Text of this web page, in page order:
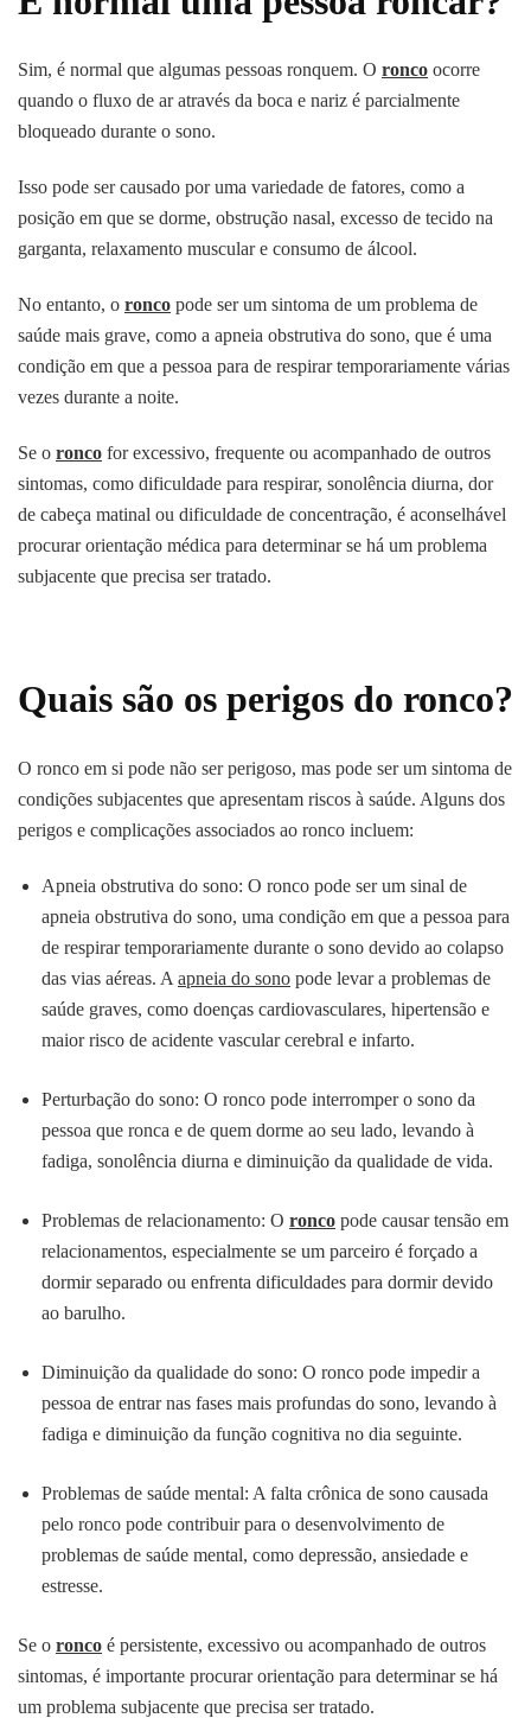
Sim, é normal que algumas pessoas ronquem. O ronco ocorre
quando o fluxo de ar através da boca e nariz é parcialmente
bloqueado durante o sono.
Isso pode ser causado por uma variedade de fatores, como a
posição em que se dorme, obstrução nasal, excesso de tecido na
garganta, relaxamento muscular e consumo de álcool.
No entanto, o ronco pode ser um sintoma de um problema de
saúde mais grave, como a apneia obstrutiva do sono, que é uma
condição em que a pessoa para de respirar temporariamente várias
vezes durante a noite.
Se o ronco for excessivo, frequente ou acompanhado de outros
sintomas, como dificuldade para respirar, sonolência diurna, dor
de cabeça matinal ou dificuldade de concentração, é aconselhável
procurar orientação médica para determinar se há um problema
subjacente que precisa ser tratado.
Quais são os perigos do ronco?
O ronco em si pode não ser perigoso, mas pode ser um sintoma de
condições subjacentes que apresentam riscos à saúde. Alguns dos
perigos e complicações associados ao ronco incluem:
Apneia obstrutiva do sono: O ronco pode ser um sinal de
apneia obstrutiva do sono, uma condição em que a pessoa para
de respirar temporariamente durante o sono devido ao colapso
das vias aéreas. A apneia do sono pode levar a problemas de
saúde graves, como doenças cardiovasculares, hipertensão e
maior risco de acidente vascular cerebral e infarto.
Perturbação do sono: O ronco pode interromper o sono da
pessoa que ronca e de quem dorme ao seu lado, levando à
fadiga, sonolência diurna e diminuição da qualidade de vida.
Problemas de relacionamento: O ronco pode causar tensão em
relacionamentos, especialmente se um parceiro é forçado a
dormir separado ou enfrenta dificuldades para dormir devido
ao barulho.
Diminuição da qualidade do sono: O ronco pode impedir a
pessoa de entrar nas fases mais profundas do sono, levando à
fadiga e diminuição da função cognitiva no dia seguinte.
Problemas de saúde mental: A falta crônica de sono causada
pelo ronco pode contribuir para o desenvolvimento de
problemas de saúde mental, como depressão, ansiedade e
estresse.
Se o ronco é persistente, excessivo ou acompanhado de outros
sintomas, é importante procurar orientação para determinar se há
um problema subjacente que precisa ser tratado.